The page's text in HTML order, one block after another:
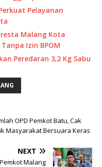
Pelayanan
Malang Kota
Izin BPOM
Peredaran 3,2 Kg Sabu
OPD Pemkot Batu, Cak
Masyarakat Bersuara Keras
NEXT
Malang